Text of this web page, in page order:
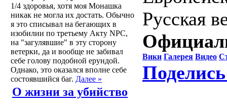
1/4 здоровья, хотя моя Монашка
никак не могла их достать. Обычно
я это списывал на бегающих в
изобилии по третьему Акту NPC,
на "загулявшие" в эту сторону
ветерки, да и вообще не забивал
себе голову подобной ерундой.
Однако, это оказался вполне себе
состоявшийся баг. Далее »
О жизни за убийство
Русская
Вики Галерея Видео